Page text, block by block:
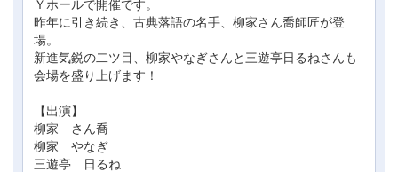
Ｙホールで開催です。
昨年に引き続き、古典落語の名手、柳家さん喬師匠が登
場。
新進気鋭の二ツ目、柳家やなぎさんと三遊亭日るねさんも
会場を盛り上げます！
【出演】
柳家 さん喬
柳家 やなぎ
三遊亭 日るね